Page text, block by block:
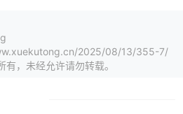
2025/08/13/355-7/
有，未经允许请勿转载。